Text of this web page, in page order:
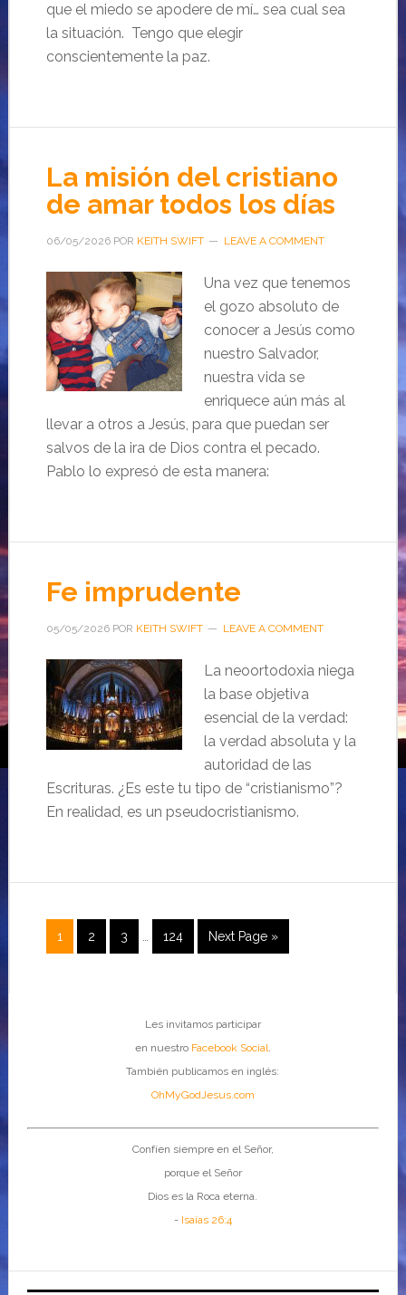
que el miedo se apodere de mí… sea cual sea
la situación. Tengo que elegir
conscientemente la paz.
La misión del cristiano
de amar todos los días
06/05/2026POR KEITH SWIFT LEAVE A COMMENT
Una vez que tenemos
el gozo absoluto de
conocer a Jesús como
nuestro Salvador,
nuestra vida se
enriquece aún más al
llevar a otros a Jesús, para que puedan ser
salvos de la ira de Dios contra el pecado.
Pablo lo expresó de esta manera:
Fe imprudente
05/05/2026POR KEITH SWIFT LEAVE A COMMENT
La neoortodoxia niega
la base objetiva
esencial de la verdad:
la verdad absoluta y la
autoridad de las
Escrituras. ¿Es este tu tipo de “cristianismo”?
En realidad, es un pseudocristianismo.
1 2 3 124 Next Page »
Les invitamos participar
en nuestro Facebook Social.
También publicamos en inglés:
OhMyGodJesus.com
Confíen siempre en el Señor,
porque el Señor
Dios es la Roca eterna.
- Isaías 26:4